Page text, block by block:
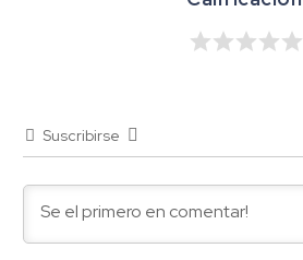
Suscribirse